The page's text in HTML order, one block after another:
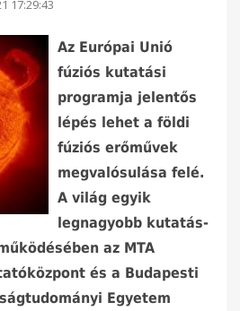
17:29:43
Az Európai Unió
fúziós kutatási
programja jelentős
lépés lehet a földi
fúziós erőművek
megvalósulása felé.
A világ egyik
legnagyobb kutatás-
az MTA
és a Budapesti
Egyetem